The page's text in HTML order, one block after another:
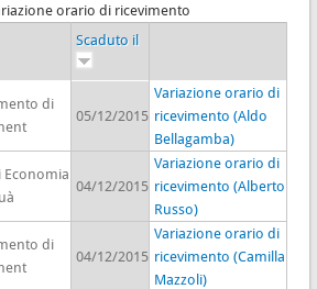
orario di ricevimento
Scaduto il
di
05/12/2015
Variazione orario di
ricevimento (Aldo
Bellagamba)
Economia
04/12/2015
Variazione orario di
ricevimento (Alberto
Russo)
di
04/12/2015
Variazione orario di
ricevimento (Camilla
Mazzoli)